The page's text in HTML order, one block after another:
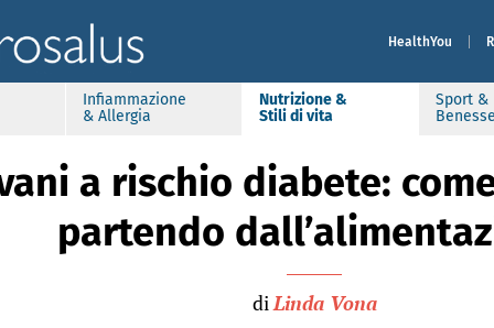
HealthYou
Infiammazione
& Allergia
Nutrizione &
Stili di vita
Sport &
a rischio diabete:
partendo
diLinda Vona